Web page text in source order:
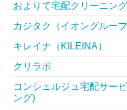
およりて宅配クリーニング
カジタク（イオングルー
キレイナ（KILEINA）
クリラボ
コンシェルジュ宅配サー
ング)